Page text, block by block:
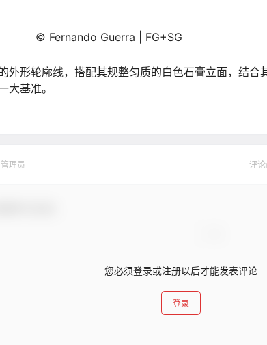
© Fernando Guerra | FG+SG
外形轮廓线，搭配其规整匀质的白色石膏立面，结
大基准。
管理员 评
您必须登录或注册以后才能发表评论
登录